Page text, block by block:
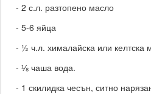
- 2 с.л. разтопено масло
- 5-6 яйца
- ½ ч.л. хималайска или келтска
- ⅛ чаша вода.
- 1 скилидка чесън, ситно